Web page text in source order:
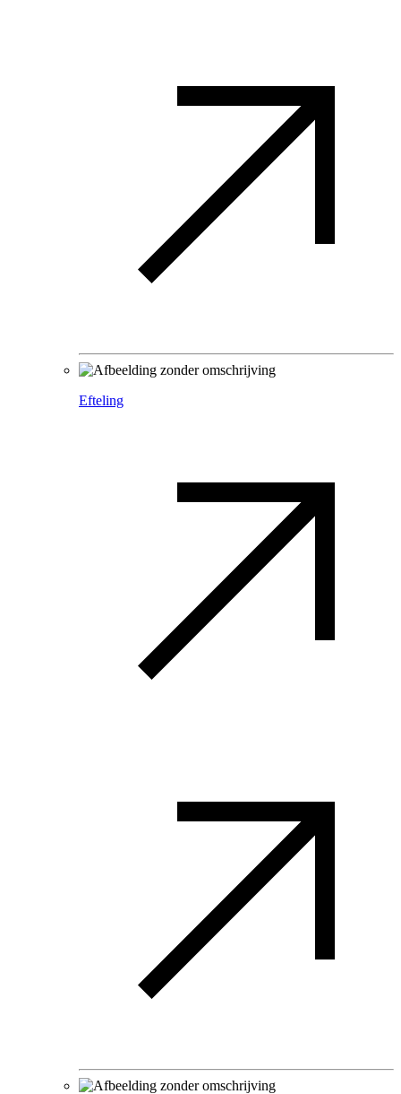
Efteling